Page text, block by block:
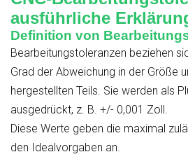
ausführliche
Definition von
Bearbeitungstoleranzen beziehen
Grad der Abweichung in der Größe
hergestellten Teils. Sie werden als
ausgedrückt, z. B. +/- 0,001 Zoll.
Diese Werte geben die maximal
den Idealvorgaben an.